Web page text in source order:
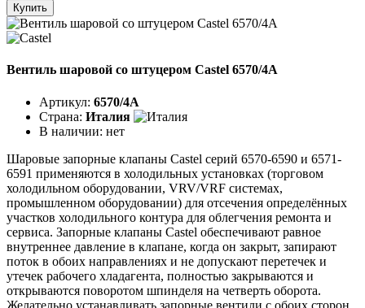
Купить
Вентиль шаровой со штуцером Castel 6570/4A
Артикул: 6570/4A
Страна: Италия
В наличии: нет
Шаровые запорные клапаны Castel серий 6570-6590 и 6571-
6591 применяются в холодильных установках (торговом
холодильном оборудовании, VRV/VRF системах,
промышленном оборудовании) для отсечения определённых
участков холодильного контура для облегчения ремонта и
сервиса. Запорные клапаны Castel обеспечивают равное
внутреннее давление в клапане, когда он закрыт, запирают
поток в обоих направлениях и не допускают перетечек и
утечек рабочего хладагента, полностью закрываются и
открываются поворотом шпинделя на четверть оборота.
Желательно устанавливать запорные вентили с обоих сторон